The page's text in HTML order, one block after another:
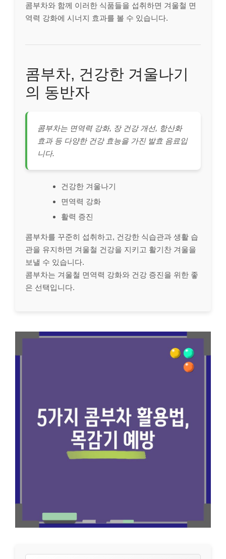
콤부차와 함께 이러한 식품들을 섭취하면 겨울철 면
역력 강화에 시너지 효과를 볼 수 있습니다.
콤부차, 건강한 겨울나기
의 동반자
콤부차는 면역력 강화, 장 건강 개선, 항산화
효과 등 다양한 건강 효능을 가진 발효 음료입
니다.
건강한 겨울나기
면역력 강화
활력 증진
콤부차를 꾸준히 섭취하고, 건강한 식습관과 생활 습
관을 유지하면 겨울철 건강을 지키고 활기찬 겨울을
보낼 수 있습니다.
콤부차는 겨울철 면역력 강화와 건강 증진을 위한 좋
은 선택입니다.